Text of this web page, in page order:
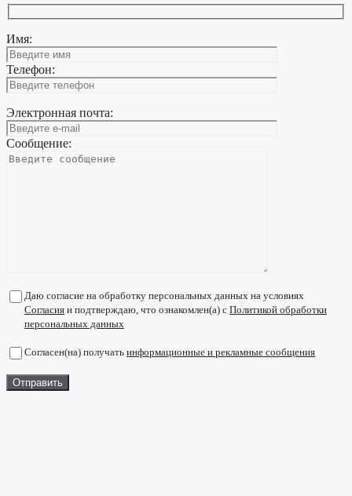
Имя:
Телефон:
Электронная почта:
Сообщение:
Даю согласие на обработку персональных данных на условиях
Согласия и подтверждаю, что ознакомлен(а) с Политикой обработки
персональных данных
Согласен(на) получать информационные и рекламные сообщения